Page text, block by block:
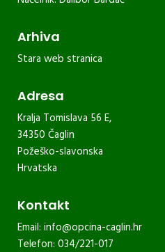
Arhiva
Stara web stranica
Adresa
Kralja Tomislava 56 E,
34350 Čaglin
Požeško-slavonska
Hrvatska
Kontakt
Email: info@opcina-caglin.hr
Telefon: 034/221-017